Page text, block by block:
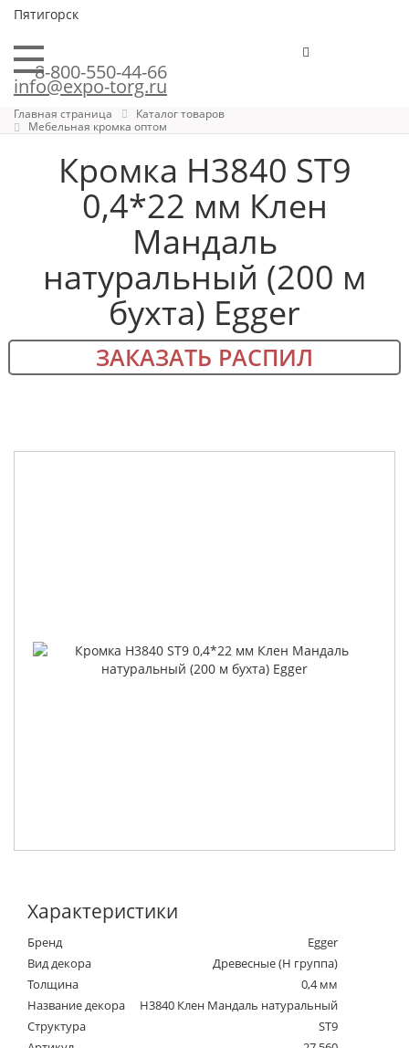
Пятигорск
8-800-550-44-66
info@expo-torg.ru
Главная страница
Каталог товаров
Мебельная кромка оптом
Кромка H3840 ST9
0,4*22 мм Клен
Мандаль
натуральный (200 м
бухта) Egger
ЗАКАЗАТЬ РАСПИЛ
Характеристики
Бренд
Egger
Вид декора
Древесные (Н группа)
Толщина
0,4 мм
Название декора
H3840 Клен Мандаль натуральный
Структура
ST9